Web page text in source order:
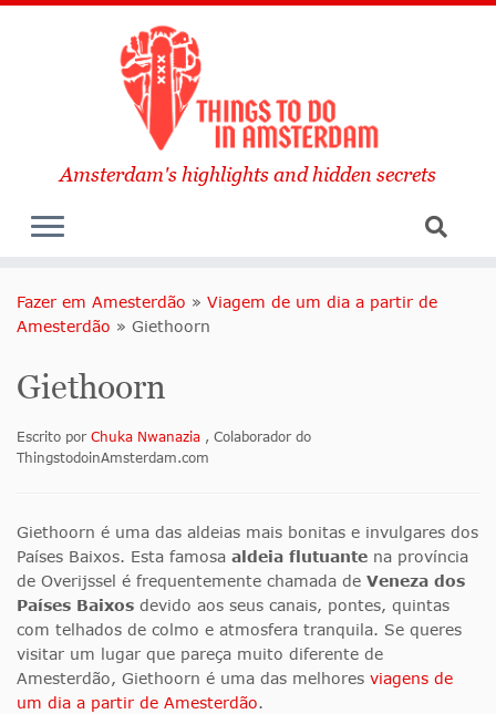
Amsterdam's highlights and hidden secrets
Fazer em Amesterdão » Viagem de um dia a partir de
Amesterdão » Giethoorn
Giethoorn
Escrito por Chuka Nwanazia , Colaborador do
ThingstodoinAmsterdam.com
Giethoorn é uma das aldeias mais bonitas e invulgares dos
Países Baixos. Esta famosa aldeia flutuante na província
de Overijssel é frequentemente chamada de Veneza dos
Países Baixos devido aos seus canais, pontes, quintas
com telhados de colmo e atmosfera tranquila. Se queres
visitar um lugar que pareça muito diferente de
Amesterdão, Giethoorn é uma das melhores viagens de
um dia a partir de Amesterdão.